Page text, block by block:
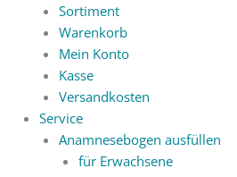
Sortiment
Warenkorb
Mein Konto
Kasse
Versandkosten
Service
Anamnesebogen ausfüllen
für Erwachsene